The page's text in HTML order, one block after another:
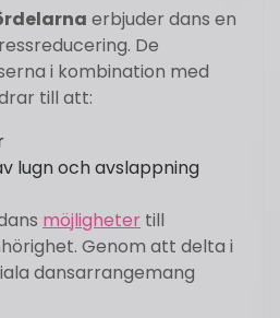
erbjuder dans en
De
i kombination med
till att:
lugn och avslappning
möjligheter till
Genom att delta i
dansarrangemang